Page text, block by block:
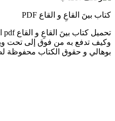
كتاب بينَ القاعِ و القاع PDF
بوهالي و حقوق الكتاب محفوظة